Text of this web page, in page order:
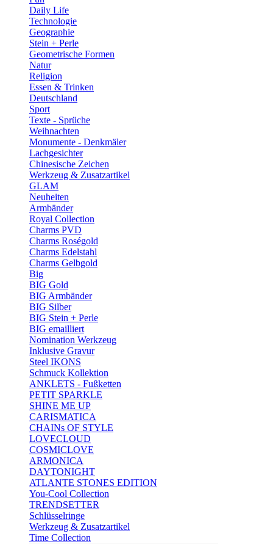
Daily Life
Technologie
Geographie
Stein + Perle
Geometrische Formen
Natur
Religion
Essen & Trinken
Deutschland
Sport
Texte - Sprüche
Weihnachten
Monumente - Denkmäler
Lachgesichter
Chinesische Zeichen
Werkzeug & Zusatzartikel
GLAM
Neuheiten
Armbänder
Royal Collection
Charms PVD
Charms Roségold
Charms Edelstahl
Charms Gelbgold
Big
BIG Gold
BIG Armbänder
BIG Silber
BIG Stein + Perle
BIG emailliert
Nomination Werkzeug
Inklusive Gravur
Steel IKONS
Schmuck Kollektion
ANKLETS - Fußketten
PETIT SPARKLE
SHINE ME UP
CARISMATICA
CHAINs OF STYLE
LOVECLOUD
COSMICLOVE
ARMONICA
DAYTONIGHT
ATLANTE STONES EDITION
You-Cool Collection
TRENDSETTER
Schlüsselringe
Werkzeug & Zusatzartikel
Time Collection